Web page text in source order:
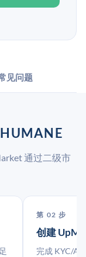
见问题
通过二级市
第 02 步
创建
完成 KYC/